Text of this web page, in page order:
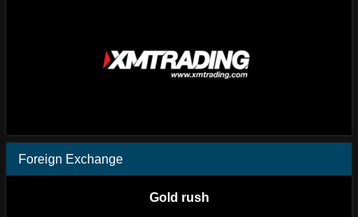
Foreign Exchange
Gold rush